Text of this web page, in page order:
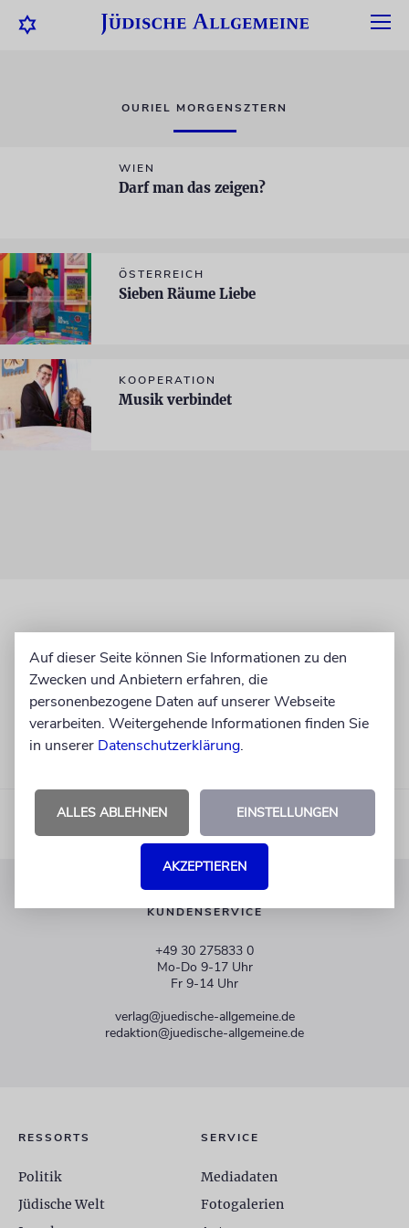
OURIEL MORGENSZTERN
WIEN
Darf man das zeigen?
ÖSTERREICH
Sieben Räume Liebe
KOOPERATION
Musik verbindet
KUNDENSERVICE
+49 30 275833 0
Mo-Do 9-17 Uhr
Fr 9-14 Uhr
verlag@juedische-allgemeine.de
redaktion@juedische-allgemeine.de
RESSORTS
Politik
Jüdische Welt
SERVICE
Mediadaten
Fotogalerien
Auf dieser Seite können Sie Informationen zu den
Zwecken und Anbietern erfahren, die
personenbezogene Daten auf unserer Webseite
verarbeiten. Weitergehende Informationen finden Sie
in unserer Datenschutzerklärung.
ALLES ABLEHNEN EINSTELLUNGEN
AKZEPTIEREN